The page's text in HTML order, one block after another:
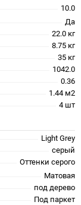
10.0
Да
22.0 кг
8.75 кг
35 кг
1042.0
0.36
1.44 м2
4 шт
Light Grey
серый
Оттенки серого
Матовая
под дерево
Под паркет